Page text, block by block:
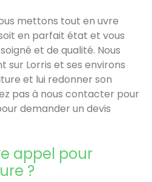
mettons tout en uvre
en parfait état et vous
et de qualité. Nous
sur Lorris et ses environs
et lui redonner son
pas à nous contacter pour
demander un devis
appel pour
?